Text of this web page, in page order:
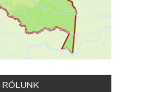
RÓLUNK